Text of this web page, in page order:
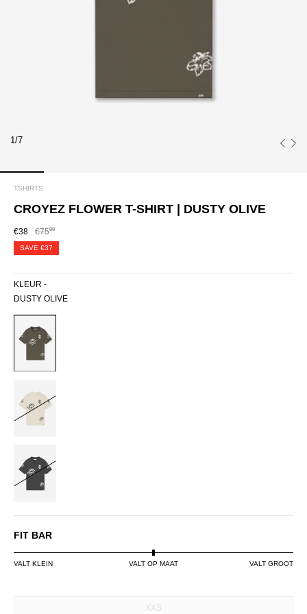
1/7
TSHIRTS
CROYEZ FLOWER T-SHIRT | DUSTY OLIVE
€38 €7500
SAVE €37
KLEUR -
DUSTY OLIVE
OLIVE
WHITE
FIT BAR
VALT KLEIN VALT OP MAAT VALT GROOT
XXS